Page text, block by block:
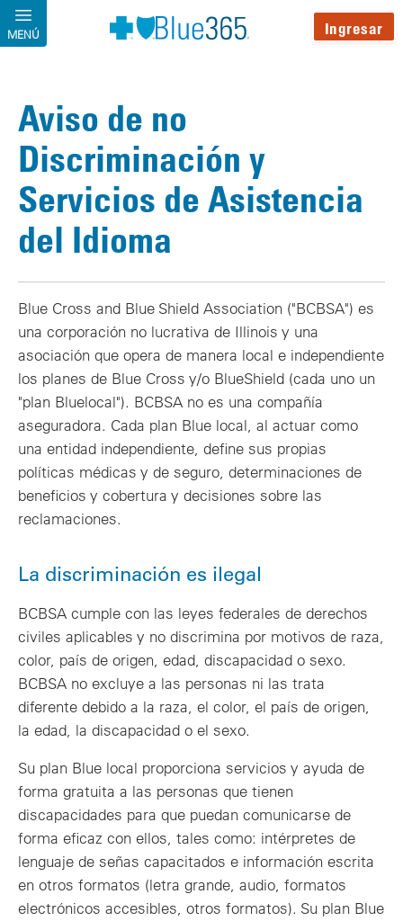
Pasar al contenido principal
MENÚ Ingresar
Aviso de no
Discriminación y
Servicios de Asistencia
del Idioma
Blue Cross and Blue Shield Association ("BCBSA") es
una corporación no lucrativa de Illinois y una
asociación que opera de manera local e independiente
los planes de Blue Cross y/o BlueShield (cada uno un
"plan Bluelocal"). BCBSA no es una compañía
aseguradora. Cada plan Blue local, al actuar como
una entidad independiente, define sus propias
políticas médicas y de seguro, determinaciones de
beneficios y cobertura y decisiones sobre las
reclamaciones.
La discriminación es ilegal
BCBSA cumple con las leyes federales de derechos
civiles aplicables y no discrimina por motivos de raza,
color, país de origen, edad, discapacidad o sexo.
BCBSA no excluye a las personas ni las trata
diferente debido a la raza, el color, el país de origen,
la edad, la discapacidad o el sexo.
Su plan Blue local proporciona servicios y ayuda de
forma gratuita a las personas que tienen
discapacidades para que puedan comunicarse de
forma eficaz con ellos, tales como: intérpretes de
lenguaje de señas capacitados e información escrita
en otros formatos (letra grande, audio, formatos
electrónicos accesibles, otros formatos). Su plan Blue